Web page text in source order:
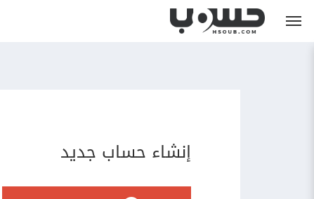
إنشاء حساب جديد